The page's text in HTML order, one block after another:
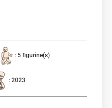
: 5 figurine(s)
: 2023